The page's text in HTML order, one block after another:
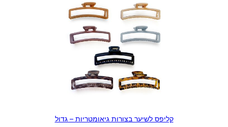
קליפס לשיער בצורות גיאומטריות – גדול